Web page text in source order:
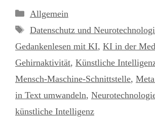
Kategorien
Allgemein
Schlagwörter
Datenschutz und
Gedankenlesen mit KI, KI in der
Gehirnaktivität, Künstliche
Mensch-Maschine-Schnittstelle,
in Text umwandeln,
künstliche Intelligenz